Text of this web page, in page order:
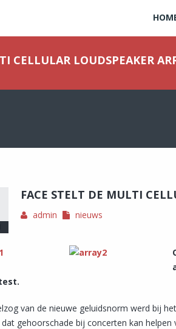
CELLULAR LOUDSPEAKER
FACE STELT DE MULTI
admin nieuws
van de nieuwe geluidsnorm werd bij
gehoorschade bij concerten kan